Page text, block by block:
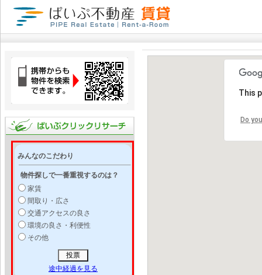
みんなのこだわり
物件探しで一番重視するのは？
家賃
間取り・広さ
交通アクセスの良さ
環境の良さ・利便性
その他
途中経過を見る
This
Do